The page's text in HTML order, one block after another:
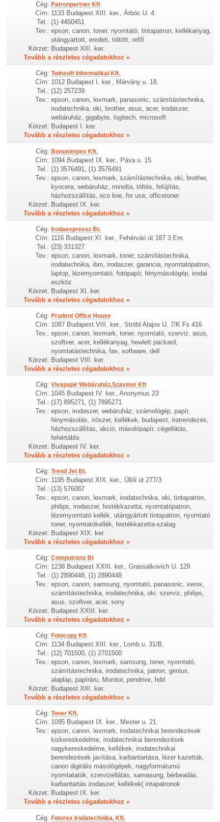
Cég: Patronpartner Kft
Cím: 1133 Budapest XIII. ker., Árbóc U. 4.
Tel.: (1) 4450451
Tev.: epson, canon, toner, nyomtató, tintapatron, kellékanyag,
utángyártott, eredeti, töltött, refill
Körzet: Budapest XIII. ker.
Tovább a részletes cégadatokhoz »
Cég: Twinsoft Informatikai Kft.
Cím: 1012 Budapest I. ker., Márvány u. 18.
Tel.: (12) 257239
Tev.: epson, canon, lexmark, panasonic, számítástechnika,
irodatechnika, oki, brother, asus, acer, irodaszer,
webáruház, gigabyte, logitech, microsoft
Körzet: Budapest I. ker.
Tovább a részletes cégadatokhoz »
Cég: Bonusimpex Kft.
Cím: 1094 Budapest IX. ker., Páva u. 15
Tel.: (1) 3576491, (1) 3576491
Tev.: epson, canon, lexmark, számítástechnika, oki, brother,
kyocera, webáruház, minolta, töltés, felújítás,
házhozszállítás, eco line, for use, officetoner
Körzet: Budapest IX. ker.
Tovább a részletes cégadatokhoz »
Cég: Irodaexpressz Bt.
Cím: 1116 Budapest XI. ker., Fehérvári út 187 3.Em.
Tel.: (23) 331327
Tev.: epson, canon, lexmark, toner, számítástechnika,
irodatechnika, ibm, irodaszer, garancia, nyomtatópatron,
laptop, lézernyomtató, fotópapír, fénymásológép, irodai
eszköz
Körzet: Budapest XI. ker.
Tovább a részletes cégadatokhoz »
Cég: Prudent Office House
Cím: 1087 Budapest VIII. ker., Stróbl Alajos U. 7/K Fs 416
Tev.: epson, canon, lexmark, toner, nyomtató, szerviz, asus,
szoftver, acer, kellékanyag, hewlett packard,
nyomtatástechnika, fax, software, dell
Körzet: Budapest VIII. ker.
Tovább a részletes cégadatokhoz »
Cég: Vivapapir Webáruház,Szavinor Kft
Cím: 1045 Budapest IV. ker., Anonymus 23
Tel.: (17) 895271, (1) 7895271
Tev.: epson, irodaszer, webáruház, számológép, papír,
fénymásolás, írószer, kellékek, budapest, iratrendezés,
házhozszállítás, akció, másolópapír, cégellátás,
fehértábla
Körzet: Budapest IV. ker.
Tovább a részletes cégadatokhoz »
Cég: Trend Jet Bt.
Cím: 1195 Budapest XIX. ker., Üllői út 277/3
Tel.: (13) 576087
Tev.: epson, canon, lexmark, irodatechnika, oki, tintapatron,
philips, irodaszer, festékkazetta, nyomtatópatron,
lézernyomtató kellék, utángyártott tintapatron, nyomtató
toner, nyomtatókellék, festékkazetta-szalag
Körzet: Budapest XIX. ker.
Tovább a részletes cégadatokhoz »
Cég: Computrans Bt
Cím: 1238 Budapest XXIII. ker., Grassalkovich U. 129
Tel.: (1) 2890448, (1) 2890448
Tev.: epson, canon, samsung, nyomtató, panasonic, xerox,
számítástechnika, irodatechnika, oki, szerviz, philips,
asus, szoftver, acer, sony
Körzet: Budapest XXIII. ker.
Tovább a részletes cégadatokhoz »
Cég: Fotocopy Kft
Cím: 1134 Budapest XIII. ker., Lomb u. 31/B.
Tel.: (12) 701500, (1) 2701500
Tev.: epson, canon, lexmark, samsung, toner, nyomtató,
számítástechnika, irodatechnika, patron, genius,
alaplap, papíráru, Monitor, pendrive, hdd
Körzet: Budapest XIII. ker.
Tovább a részletes cégadatokhoz »
Cég: Toner Kft.
Cím: 1095 Budapest IX. ker., Mester u. 21.
Tev.: epson, canon, lexmark, irodatechnikai berendezések
kiskereskedelme, irodatechnikai berendezések
nagykereskedelme, kellékek, irodatechnikai
berendezések javítása, karbantartása, lézer kazetták,
canon digitális másológépek, nagyformátumú
nyomtatatók, szervizellátás, samasung, bérbeadás,
karbantartás irodaszer, kellékek( intapatronok
Körzet: Budapest IX. ker.
Tovább a részletes cégadatokhoz »
Cég: Fotorex Irodatechnika, Kft.